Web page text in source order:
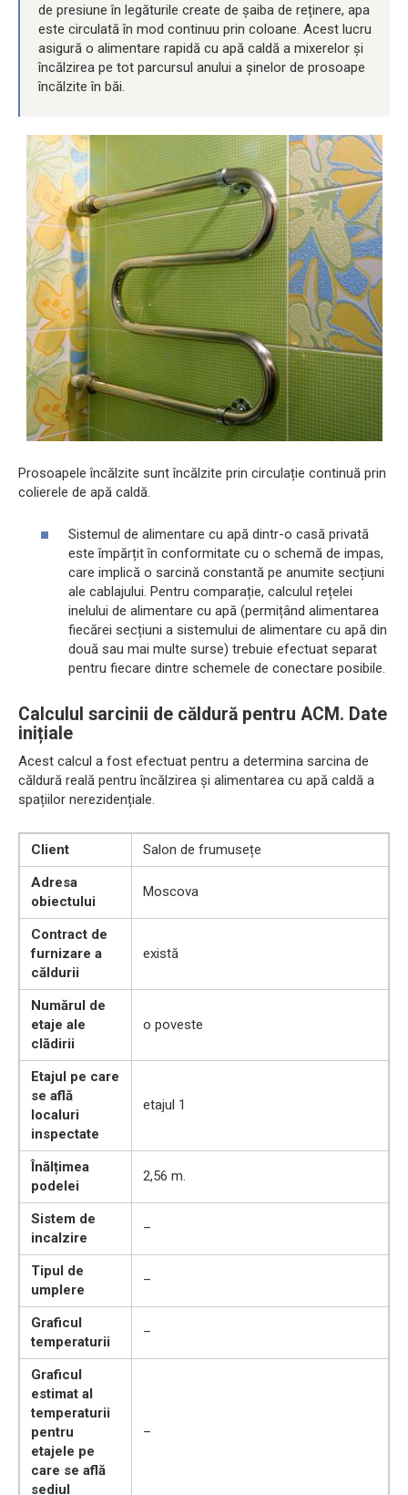
de presiune în legăturile create de șaiba de reținere, apa
este circulată în mod continuu prin coloane. Acest lucru
asigură o alimentare rapidă cu apă caldă a mixerelor și
încălzirea pe tot parcursul anului a șinelor de prosoape
încălzite în băi.
Prosoapele încălzite sunt încălzite prin circulație continuă prin
colierele de apă caldă.
Sistemul de alimentare cu apă dintr-o casă privată
este împărțit în conformitate cu o schemă de impas,
care implică o sarcină constantă pe anumite secțiuni
ale cablajului. Pentru comparație, calculul rețelei
inelului de alimentare cu apă (permițând alimentarea
fiecărei secțiuni a sistemului de alimentare cu apă din
două sau mai multe surse) trebuie efectuat separat
pentru fiecare dintre schemele de conectare posibile.
Calculul sarcinii de căldură pentru ACM. Date
inițiale
Acest calcul a fost efectuat pentru a determina sarcina de
căldură reală pentru încălzirea și alimentarea cu apă caldă a
spațiilor nerezidențiale.
Client
Salon de frumusețe
Adresa
obiectului
Moscova
Contract de
furnizare a
căldurii
există
Numărul de
etaje ale
clădirii
o poveste
Etajul pe care
se află
localuri
inspectate
etajul 1
Înălțimea
podelei
2,56 m.
Sistem de
incalzire
–
Tipul de
umplere
–
Graficul
temperaturii
–
Graficul
estimat al
temperaturii
pentru
etajele pe
care se află
sediul
–